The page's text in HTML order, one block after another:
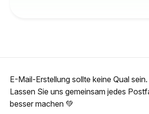
E-Mail-Erstellung sollte keine Qual sein.
Lassen Sie uns gemeinsam jedes
besser machen 💚